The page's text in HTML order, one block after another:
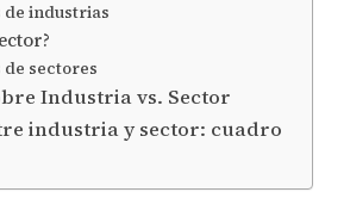
industrias
sectores
Industria vs. Sector
industria y sector: cuadro